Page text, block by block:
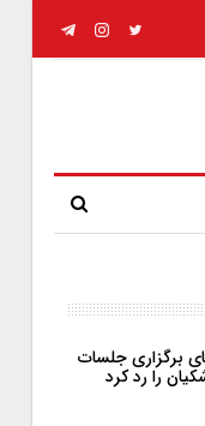
برگزاری جلسات
را رد کرد